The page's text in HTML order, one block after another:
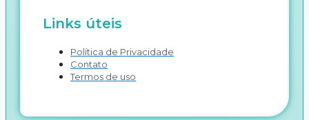
Links úteis
Política de Privacidade
Contato
Termos de uso